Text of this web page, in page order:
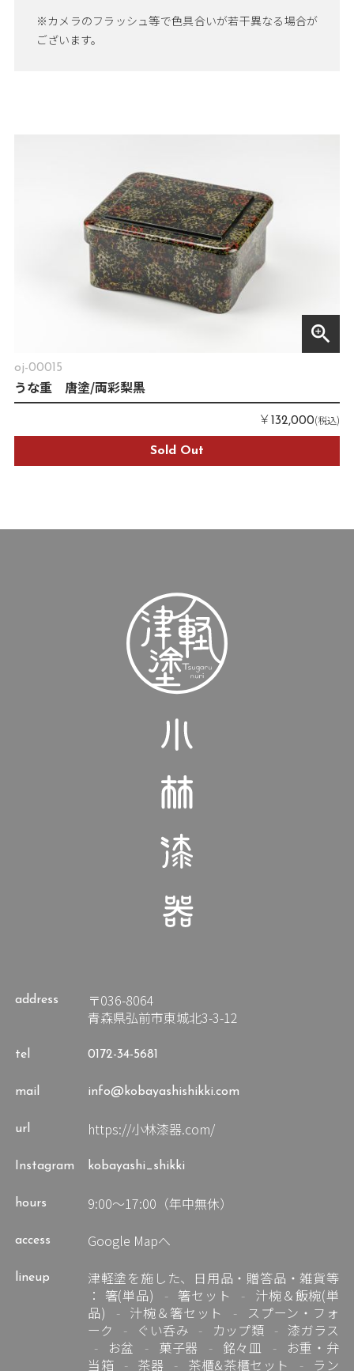
※カメラのフラッシュ等で色具合いが若干異なる場合が
ございます。
zoom_in
oj-00015
うな重 唐塗/両彩梨黒
￥132,000(税込)
Sold Out
address
〒036-8064
青森県弘前市東城北3-3-12
tel 0172-34-5681
mail info@kobayashishikki.com
url https://小林漆器.com/
Instagram kobayashi_shikki
hours 9:00～17:00（年中無休）
access Google Mapへ
lineup
津軽塗を施した、日用品・贈答品・雑貨等
： 箸(単品) 箸セット
汁椀＆飯椀(単
品)
汁椀＆箸セット
スプーン・フォ
ーク
ぐい呑み カップ類
漆ガラス
お盆
菓子器 銘々皿
お重・弁
当箱
茶器 茶櫃&茶櫃セット ラン